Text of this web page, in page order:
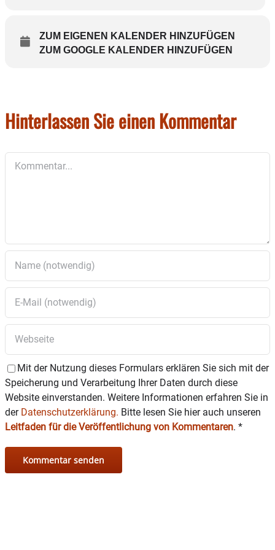
ZUM EIGENEN KALENDER HINZUFÜGEN
ZUM GOOGLE KALENDER HINZUFÜGEN
Hinterlassen Sie einen Kommentar
Mit der Nutzung dieses Formulars erklären Sie sich mit der
Speicherung und Verarbeitung Ihrer Daten durch diese
Website einverstanden. Weitere Informationen erfahren Sie in
der Datenschutzerklärung. Bitte lesen Sie hier auch unseren
Leitfaden für die Veröffentlichung von Kommentaren. *